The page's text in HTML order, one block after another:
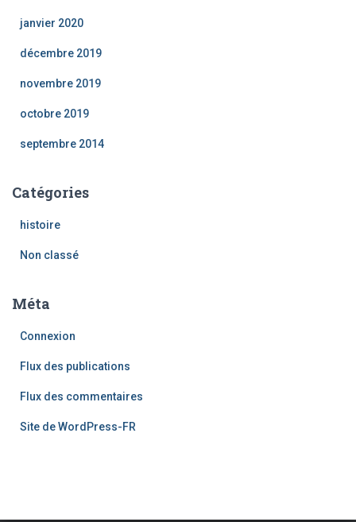
janvier 2020
décembre 2019
novembre 2019
octobre 2019
septembre 2014
Catégories
histoire
Non classé
Méta
Connexion
Flux des publications
Flux des commentaires
Site de WordPress-FR